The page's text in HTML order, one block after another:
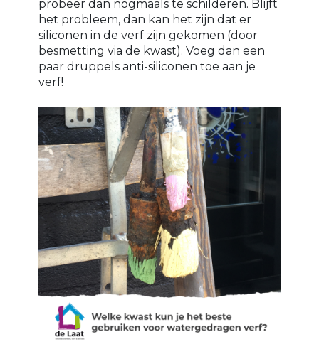
probeer dan nogmaals te schilderen. Blijft
het probleem, dan kan het zijn dat er
siliconen in de verf zijn gekomen (door
besmetting via de kwast). Voeg dan een
paar druppels anti-siliconen toe aan je
verf!